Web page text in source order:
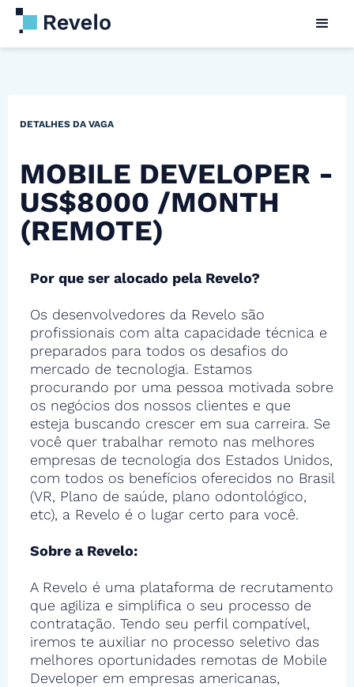
DETALHES DA VAGA
MOBILE DEVELOPER -
US$8000 /MONTH
(REMOTE)
Por que ser alocado pela Revelo?
Os desenvolvedores da Revelo são
profissionais com alta capacidade técnica e
preparados para todos os desafios do
mercado de tecnologia. Estamos
procurando por uma pessoa motivada sobre
os negócios dos nossos clientes e que
esteja buscando crescer em sua carreira. Se
você quer trabalhar remoto nas melhores
empresas de tecnologia dos Estados Unidos,
com todos os benefícios oferecidos no Brasil
(VR, Plano de saúde, plano odontológico,
etc), a Revelo é o lugar certo para você.
Sobre a Revelo:
A Revelo é uma plataforma de recrutamento
que agiliza e simplifica o seu processo de
contratação. Tendo seu perfil compatível,
iremos te auxiliar no processo seletivo das
melhores oportunidades remotas de Mobile
Developer em empresas americanas,